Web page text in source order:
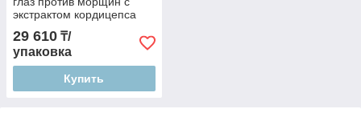
экстрактом кордицепса
29 610 ₸/
упаковка
Купить